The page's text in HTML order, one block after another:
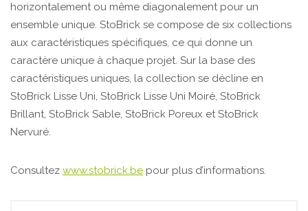
horizontalement ou même diagonalement pour un
ensemble unique. StoBrick se compose de six collections
aux caractéristiques spécifiques, ce qui donne un
caractère unique à chaque projet. Sur la base des
caractéristiques uniques, la collection se décline en
StoBrick Lisse Uni, StoBrick Lisse Uni Moiré, StoBrick
Brillant, StoBrick Sable, StoBrick Poreux et StoBrick
Nervuré.
Consultez www.stobrick.be pour plus d’informations.